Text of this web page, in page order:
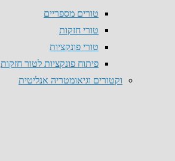
טורים מספריים
טורי חזקות
טורי פונקציות
פיתוח פונקציות לטור חזקות
וקטורים וגיאומטריה אנליטית